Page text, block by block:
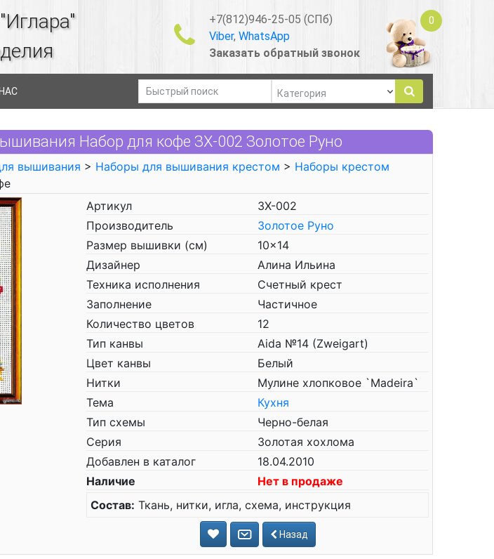
+7(812)946-25-05 (СПб)
Viber, WhatsApp
Заказать обратный звонок
0
Набор для кофе ЗХ-002 Золотое Руно
вышивания > Наборы для вышивания крестом > Наборы крестом
Артикул
ЗХ-002
Производитель
Золотое Руно
Размер вышивки (см)
10x14
Дизайнер
Алина Ильина
Техника исполнения
Счетный крест
Заполнение
Частичное
Количество цветов
12
Тип канвы
Aida №14 (Zweigart)
Цвет канвы
Белый
Нитки
Мулине хлопковое `Madeira`
Тема
Кухня
Тип схемы
Черно-белая
Серия
Золотая хохлома
Добавлен в каталог
18.04.2010
Наличие
Нет в продаже
Состав: Ткань, нитки, игла, схема, инструкция
Назад